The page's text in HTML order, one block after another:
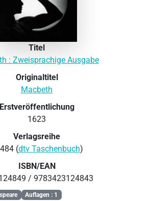
Titel
: Zweisprachige Ausgabe
Originaltitel
Macbeth
Erstveröffentlichung
1623
Verlagsreihe
(dtv Taschenbuch)
ISBN/EAN
/ 9783423124843
Auflagen : 1